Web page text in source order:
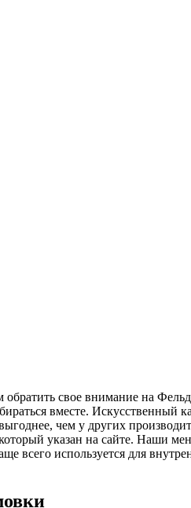
свое внимание на
вместе.
чем у других
указан на сайте. Наши
всего используется для